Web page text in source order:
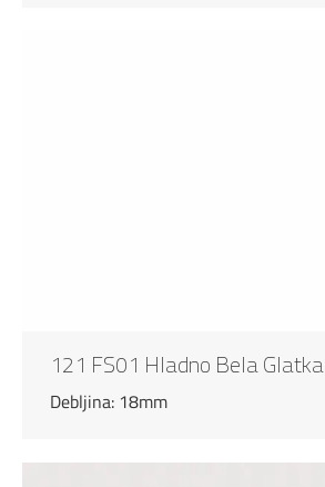
121 FS01 Hladno Bela Glatka
Debljina: 18mm